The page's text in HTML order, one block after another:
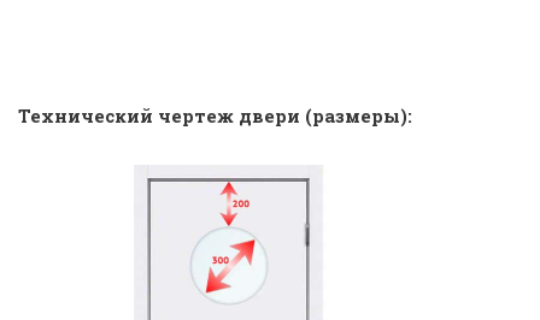
Технический чертеж двери (размеры):